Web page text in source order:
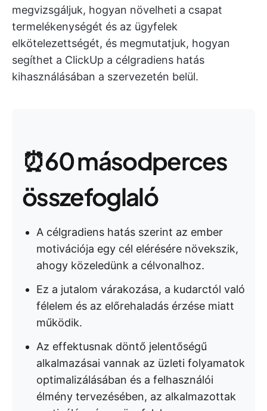
megvizsgáljuk, hogyan növelheti a csapat
termelékenységét és az ügyfelek
elkötelezettségét, és megmutatjuk, hogyan
segíthet a ClickUp a célgradiens hatás
kihasználásában a szervezetén belül.
⏰60 másodperces
összefoglaló
A célgradiens hatás szerint az ember
motivációja egy cél elérésére növekszik,
ahogy közeledünk a célvonalhoz.
Ez a jutalom várakozása, a kudarctól való
félelem és az előrehaladás érzése miatt
működik.
Az effektusnak döntő jelentőségű
alkalmazásai vannak az üzleti folyamatok
optimalizálásában és a felhasználói
élmény tervezésében, az alkalmazottak